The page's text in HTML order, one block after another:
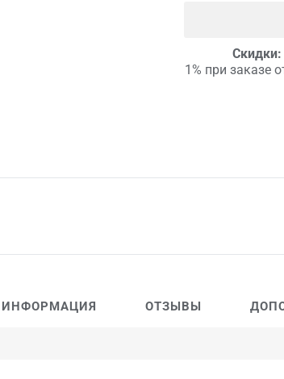
Скидки:
1% при заказе
ИНФОРМАЦИЯ ОТЗЫВЫ